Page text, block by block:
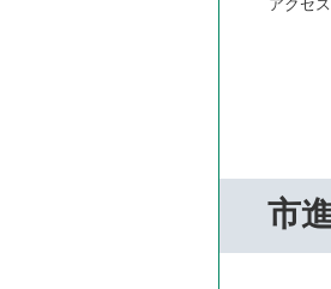
市